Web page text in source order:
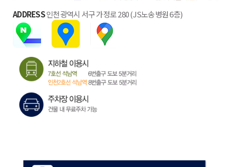
ADDRESS인천광역시 서구 가정로 280 (JS노송병원 6층)